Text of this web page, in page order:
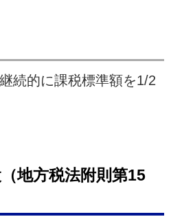
続的に課税標準額を1/2
地方税法附則第15